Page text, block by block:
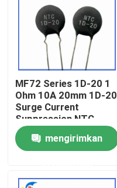
Rumah
MF72 Series 1D-20 1
Ohm 10A 20mm 1D-20
Surge Current
Suppression NTC
Thermistor Cocok
untuk Power Supply
Daya Tinggi
mengirimkan